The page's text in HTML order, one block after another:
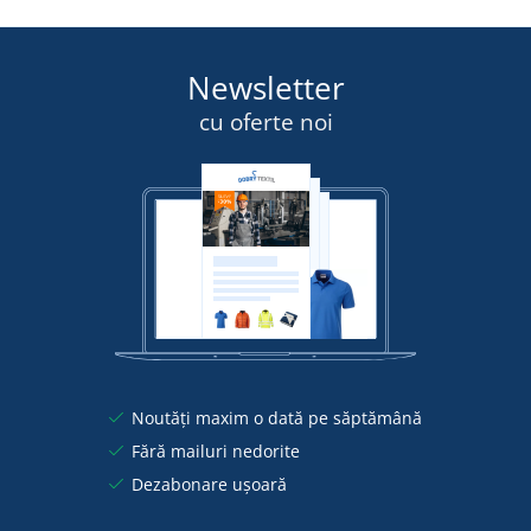
Newsletter
cu oferte noi
Noutăți maxim o dată pe săptămână
Fără mailuri nedorite
Dezabonare ușoară